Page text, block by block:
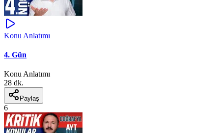
Konu Anlatımı
4. Gün
Konu Anlatımı
28 dk.
Paylaş
6